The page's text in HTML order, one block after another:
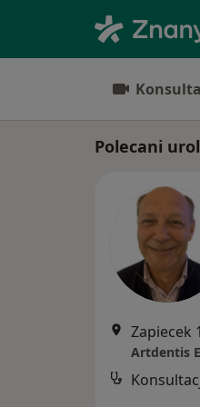
Polecani
Zapiecek
Artdentis